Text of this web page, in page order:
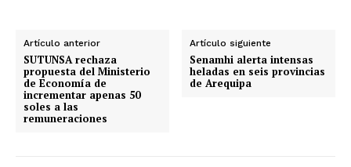
Artículo anterior
SUTUNSA rechaza
propuesta del Ministerio
de Economía de
incrementar apenas 50
soles a las
remuneraciones
Artículo siguiente
Senamhi alerta intensas
heladas en seis provincias
de Arequipa